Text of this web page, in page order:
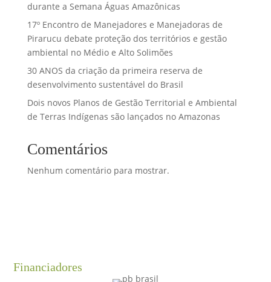
durante a Semana Águas Amazônicas
17º Encontro de Manejadores e Manejadoras de
Pirarucu debate proteção dos territórios e gestão
ambiental no Médio e Alto Solimões
30 ANOS da criação da primeira reserva de
desenvolvimento sustentável do Brasil
Dois novos Planos de Gestão Territorial e Ambiental
de Terras Indígenas são lançados no Amazonas
Comentários
Nenhum comentário para mostrar.
Financiadores